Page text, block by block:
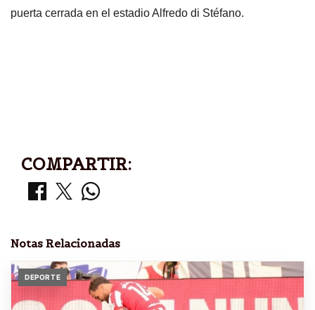
puerta cerrada en el estadio Alfredo di Stéfano.
COMPARTIR:
Notas Relacionadas
DEPORTE